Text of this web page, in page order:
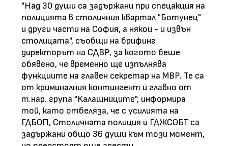
"Над 30 души са задържани при спецакция на
полицията в столичния квартал "Ботунец"
и други части на София, а някои - и извън
столицата", съобщи на брифинг
директорът на СДВР, за когото беше
обявено, че временно ще изпълнява
функциите на главен секретар на МВР. Те са
от криминалния контингент и главно от
т.нар. група "Калашниците", информира
той, като отбеляза, че с усилията на
ГДБОП, Столичната полиция и ГДЖСОБТ са
задържани общо 36 души към този момент,